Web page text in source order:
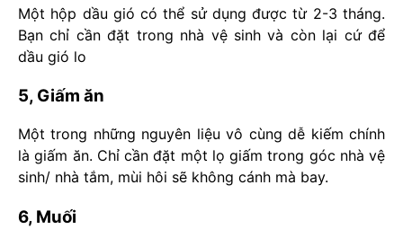
Một hộp dầu gió có thể sử dụng được từ 2-3 tháng.
Bạn chỉ cần đặt trong nhà vệ sinh và còn lại cứ để
dầu gió lo
5, Giấm ăn
Một trong những nguyên liệu vô cùng dễ kiếm chính
là giấm ăn. Chỉ cần đặt một lọ giấm trong góc nhà vệ
sinh/ nhà tắm, mùi hôi sẽ không cánh mà bay.
6, Muối